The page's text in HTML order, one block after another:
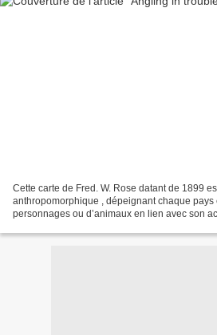
Cette carte de Fred. W. Rose datant de 1899
anthropomorphique , dépeignant chaque pays
personnages ou d’animaux en lien avec son